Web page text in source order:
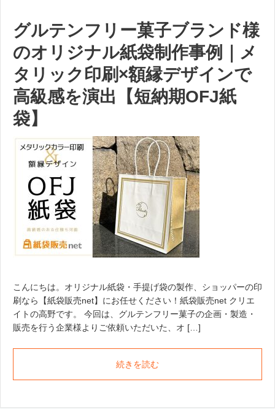
グルテンフリー菓子ブランド様
のオリジナル紙袋制作事例｜メ
タリック印刷×額縁デザインで
高級感を演出【短納期OFJ紙
袋】
こんにちは。オリジナル紙袋・手提げ袋の製作、ショッパーの印
刷なら【紙袋販売net】にお任せください！紙袋販売net クリエ
イトの高野です。 今回は、グルテンフリー菓子の企画・製造・
販売を行う企業様よりご依頼いただいた、オ […]
続きを読む